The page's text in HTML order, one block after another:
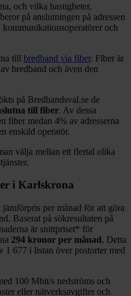
, och vilka hastigheter,
på anslutningen på adressen
och
till bredband via fiber. Fiber är
bredband och även den
på Bredbandsval.se de
till fiber. Av dessa
fiber medan 4% av adresserna
enskild operatör.
välja mellan ett flertal olika
i Karlskrona
per månad för att göra
Baserat på sökresultaten på
är snittpriset* för
294 kronor per månad. Detta
1 677 i listan över postorter med
100 Mbit/s nedströms och
eller nätverksavgifter och